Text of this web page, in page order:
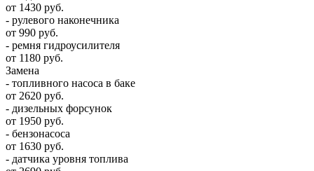
от 1430 руб.
- рулевого наконечника
от 990 руб.
- ремня гидроусилителя
от 1180 руб.
Замена
- топливного насоса в баке
от 2620 руб.
- дизельных форсунок
от 1950 руб.
- бензонасоса
от 1630 руб.
- датчика уровня топлива